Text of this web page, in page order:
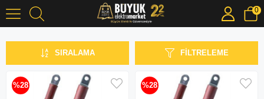
0
FILTRELEME
SIRALAMA
%28 %28